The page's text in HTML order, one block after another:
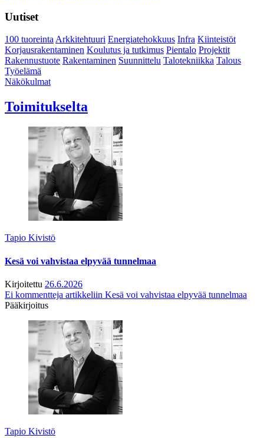
Uutiset
100 tuoreintaArkkitehtuuri Energiatehokkuus Infra Kiinteistöt
Korjausrakentaminen Koulutus ja tutkimus Pientalo Projektit
Rakennustuote Rakentaminen Suunnittelu Talotekniikka Talous
Työelämä
Näkökulmat
Toimitukselta
Tapio Kivistö
Kesä voi vahvistaa elpyvää tunnelmaa
Kirjoitettu 26.6.2026
Ei kommentteja artikkeliin Kesä voi vahvistaa elpyvää tunnelmaa
Pääkirjoitus
Tapio Kivistö